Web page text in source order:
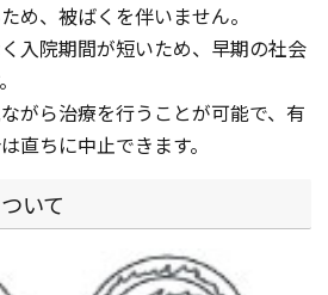
め、被ばくを伴いません。
入院期間が短いため、早期の社会
がら治療を行うことが可能で、有
直ちに中止できます。
いて